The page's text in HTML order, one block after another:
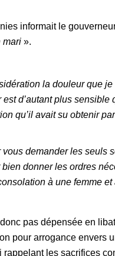
informait le
mari ».
la douleur que
d’autant plus sensible
qu’il avait su obtenir
demander les seuls
donner les ordres
à une femme
pas dépensée en
pour arrogance envers
les sacrifices